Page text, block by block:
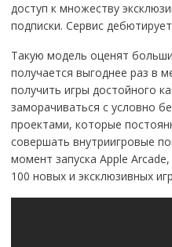
доступ к множеству
подписки. Сервис
Такую модель оценят
получается выгоднее раз в
получить игры достойного
заморачиваться с условно
проектами, которые
совершать внутриигровые
момент запуска Apple
100 новых и эксклюзивных